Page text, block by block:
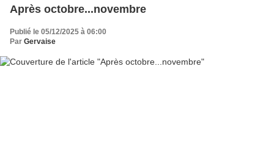
Après octobre...novembre
Publié le 05/12/2025 à 06:00
Par Gervaise